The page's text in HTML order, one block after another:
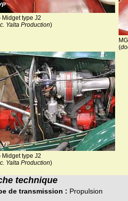
Midget type J2
Yalta Production)
(
Midget type J2
Yalta Production)
technique
de transmission : Propulsion